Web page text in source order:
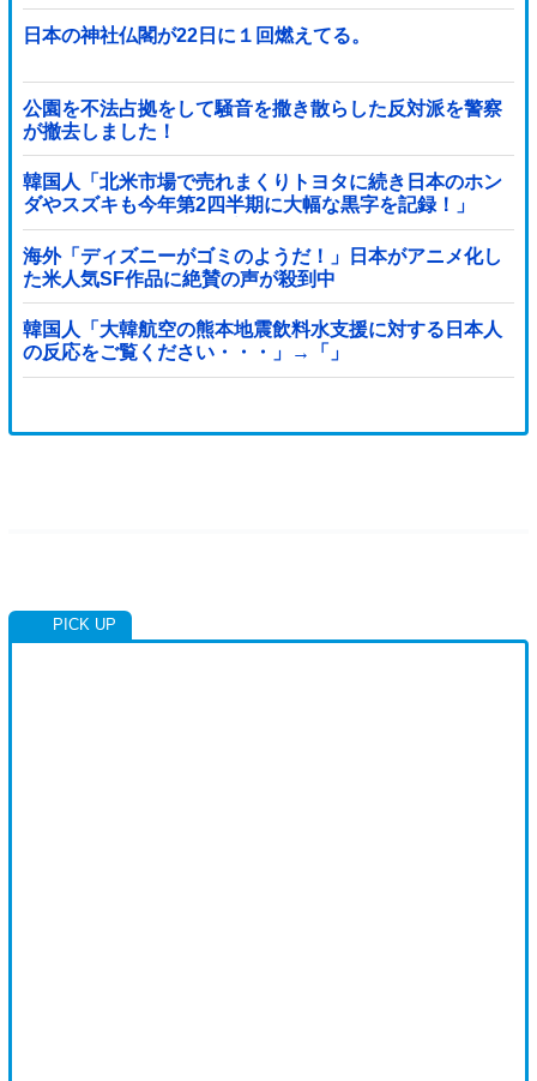
日本の神社仏閣が22日に１回燃えてる。
公園を不法占拠をして騒音を撒き散らした反対派を警察
が撤去しました！
韓国人「北米市場で売れまくりトヨタに続き日本のホン
ダやスズキも今年第2四半期に大幅な黒字を記録！」
→「あまりにも見事なV字回復‥」
海外「ディズニーがゴミのようだ！」日本がアニメ化し
た米人気SF作品に絶賛の声が殺到中
韓国人「大韓航空の熊本地震飲料水支援に対する日本人
の反応をご覧ください・・・」→「」